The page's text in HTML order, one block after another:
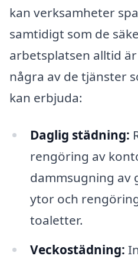
kan verksamheter
samtidigt som de
arbetsplatsen alltid
några av de tjänster
kan erbjuda:
Daglig städning:
rengöring av
dammsugning av
ytor och
toaletter.
Veckostädning: